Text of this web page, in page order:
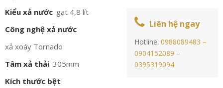
Kiểu xả nước gạt 4,8 lít
Công nghệ xả nước
xả xoáy Tornado
Tâm xả thải 305mm
Kích thước bệt
Liên hệ ngay
Hotline:0988089483 –
0904152089 –
0395319094